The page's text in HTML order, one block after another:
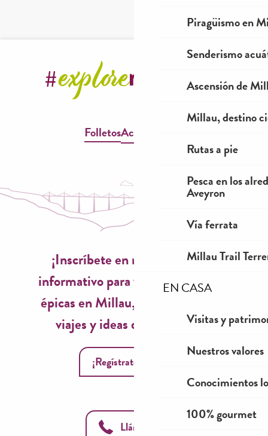
Piragüismo en
Senderismo
Ascensión de
Millau, destino
Rutas a pie
Pesca en los
Aveyron
Vía ferrata
Millau Trail
EN CASA
Visitas y
Nuestros valores
Conocimientos
100% gourmet
FolletosAccesibilidad
¡Inscríbete en nuestro boletín
informativo para vivir experiencias
épicas en Millau, inspiraciones de
viajes y ideas de temporada!
¡Regístrate ahora!
Llámanos